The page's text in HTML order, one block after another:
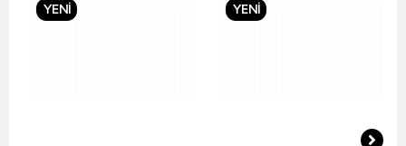
YENİ YENİ